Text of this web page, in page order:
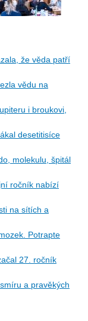
že věda patří
vědu na
i broukovi,
desetitisíce
molekulu, špitál
ročník nabízí
na sítích a
Potrapte
27. ročník
a pravěkých